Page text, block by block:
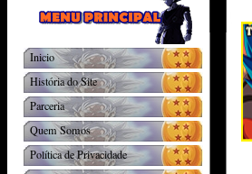
Inicio
História do Site
Parceria
Quem Somos
Política de Privacidade